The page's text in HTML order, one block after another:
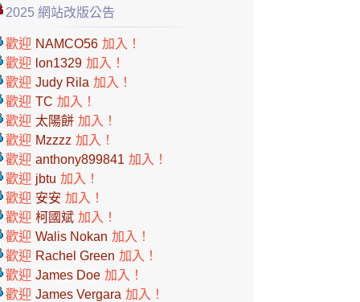
2025 網站改版公告
歡迎 NAMCO56 加入！
歡迎 lon1329 加入！
歡迎 Judy Rila 加入！
歡迎 TC 加入！
歡迎 太陽餅 加入！
歡迎 Mzzzz 加入！
歡迎 anthony899841 加入！
歡迎 jbtu 加入！
歡迎 安安 加入！
歡迎 柯國斌 加入！
歡迎 Walis Nokan 加入！
歡迎 Rachel Green 加入！
歡迎 James Doe 加入！
歡迎 James Vergara 加入！